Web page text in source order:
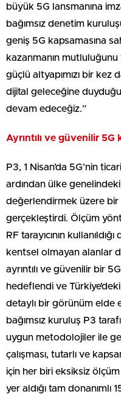
büyük 5G lansmanına
bağımsız denetim
geniş 5G kapsamasına
kazanmanın mutluluğunu
güçlü altyapımızı bir kez
dijital geleceğine
devam edeceğiz.”
Ayrıntılı ve güvenilir 5G
P3, 1 Nisan’da 5G’nin
ardından ülke genelindeki
değerlendirmek üzere bir
gerçekleştirdi. Ölçüm
RF tarayıcının
kentsel olmayan alanlar
ayrıntılı ve güvenilir bir
hedeflendi ve
detaylı bir görünüm elde
bağımsız kuruluş P3
uygun metodolojiler ile
çalışması, tutarlı ve
için her biri eksiksiz ölçüm
yer aldığı tam donanımlı